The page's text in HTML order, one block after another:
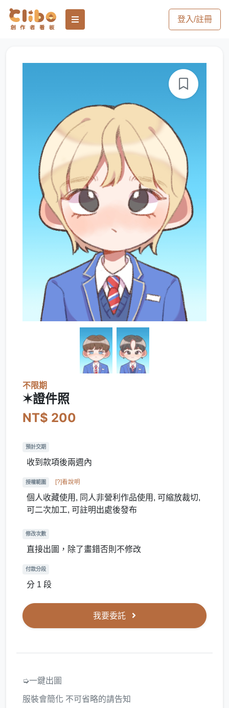
登入/註冊
不限期
✶證件照
NT$ 200
預計交期
收到款項後兩週內
授權範圍 [?]看說明
個人收藏使用, 同人非營利作品使用, 可縮放裁切,
可二次加工, 可註明出處後發布
修改次數
直接出圖，除了畫錯否則不修改
付款分段
分 1 段
我要委託
➭一鍵出圖
服裝會簡化 不可省略的請告知